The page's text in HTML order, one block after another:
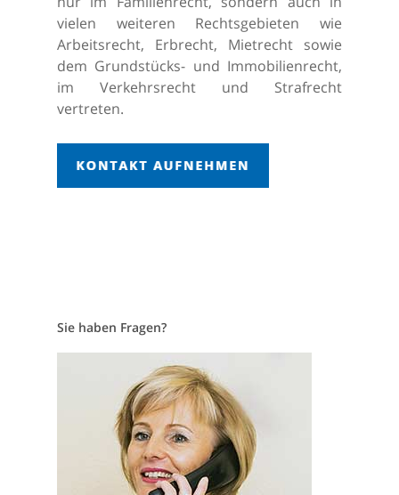
vielen weiteren Rechtsgebieten wie
Arbeitsrecht, Erbrecht, Mietrecht sowie
dem Grundstücks- und Immobilienrecht,
im Verkehrsrecht und Strafrecht
vertreten.
Sie haben Fragen?